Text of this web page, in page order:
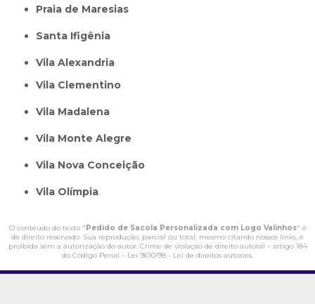
Praia de Maresias
Santa Ifigênia
Vila Alexandria
Vila Clementino
Vila Madalena
Vila Monte Alegre
Vila Nova Conceição
Vila Olímpia
O conteúdo do texto "Pedido de Sacola Personalizada com Logo Valinhos" é
de direito reservado. Sua reprodução, parcial ou total, mesmo citando nossos links, é
proibida sem a autorização do autor. Crime de violação de direito autoral – artigo 184
do Código Penal – Lei 9610/98 - Lei de direitos autorais.